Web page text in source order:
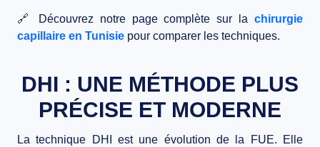
🔗 Découvrez notre page complète sur la chirurgie
capillaire en Tunisie pour comparer les techniques.
DHI : UNE MÉTHODE PLUS
PRÉCISE ET MODERNE
Latechnique DHI
est une évolution de la FUE. Elle